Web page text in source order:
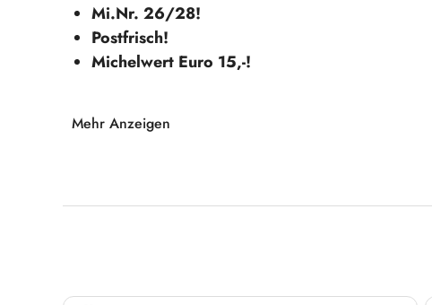
Mi.Nr. 26/28!
Postfrisch!
Michelwert Euro 15,-!
Das dürfen Sie sich nicht entgehen
Mehr Anzeigen